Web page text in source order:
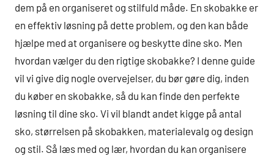
dem på en organiseret og stilfuld måde. En skobakke er
en effektiv løsning på dette problem, og den kan både
hjælpe med at organisere og beskytte dine sko. Men
hvordan vælger du den rigtige skobakke? I denne guide
vil vi give dig nogle overvejelser, du bør gøre dig, inden
du køber en skobakke, så du kan finde den perfekte
løsning til dine sko. Vi vil blandt andet kigge på antal
sko, størrelsen på skobakken, materialevalg og design
og stil. Så læs med og lær, hvordan du kan organisere